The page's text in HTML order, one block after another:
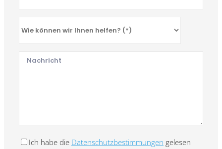
Ich habe die Datenschutzbestimmungen gelesen